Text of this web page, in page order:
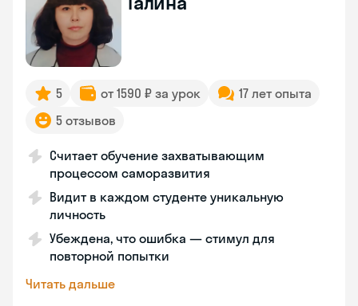
5 от 1590 ₽ за урок
17 лет опыта
5 отзывов
Считает обучение захватывающим
процессом саморазвития
Видит в каждом студенте уникальную
личность
Убеждена, что ошибка — стимул для
повторной попытки
Читать дальше